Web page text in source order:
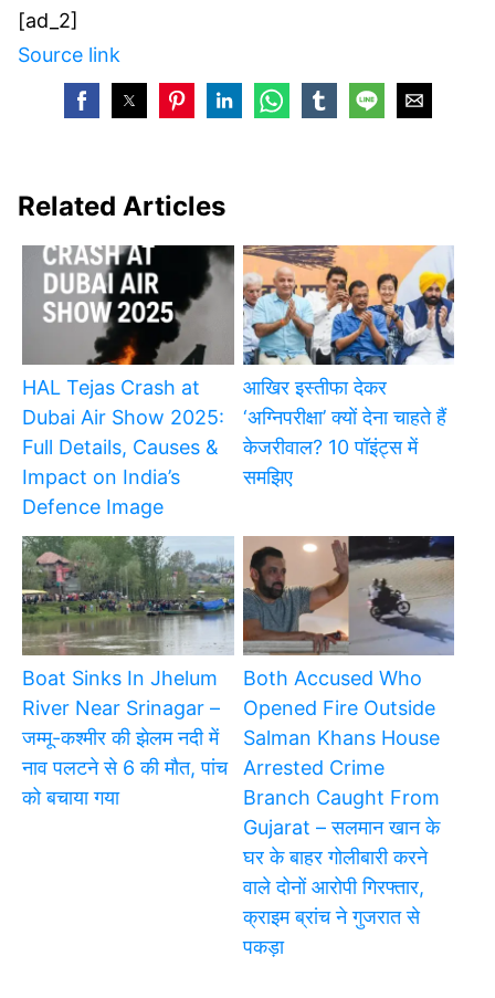
[ad_2]
Source link
Related Articles
HAL Tejas Crash at
Dubai Air Show 2025:
Full Details, Causes &
Impact on India’s
Defence Image
आखिर इस्तीफा देकर
‘अग्निपरीक्षा’ क्यों देना चाहते हैं
केजरीवाल? 10 पॉइंट्स में
समझिए
Boat Sinks In Jhelum
River Near Srinagar –
जम्मू-कश्मीर की झेलम नदी में
नाव पलटने से 6 की मौत, पांच
को बचाया गया
Both Accused Who
Opened Fire Outside
Salman Khans House
Arrested Crime
Branch Caught From
Gujarat – सलमान खान के
घर के बाहर गोलीबारी करने
वाले दोनों आरोपी गिरफ्तार,
क्राइम ब्रांच ने गुजरात से
पकड़ा